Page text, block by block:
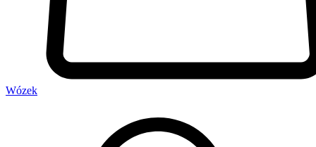
Wózek